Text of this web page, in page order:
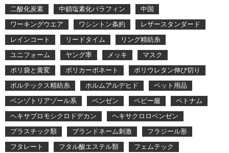
二酸化炭素
中鎖塩素化パラフィン
中国
ワーキングウエア
ワシントン条約
レザースタンダード
レインコート
リードタイム
リング精紡糸
ユニフォーム
ヤング率 メッキ
マスク
ポリ袋と黄変
ポリカーボネート
ポリウレタン伸び切り
ボルテックス精紡糸
ホルムアルデヒド
ペット用品
ベンゾトリアゾール系
ベンゼン ベビー服
ベトナム
ヘキサブロモシクロドデカン
ヘキサクロロベンゼン
プラスチック類
ブランドネーム刺激
フラジール形
フタレート
フタル酸エステル類
フェムテック